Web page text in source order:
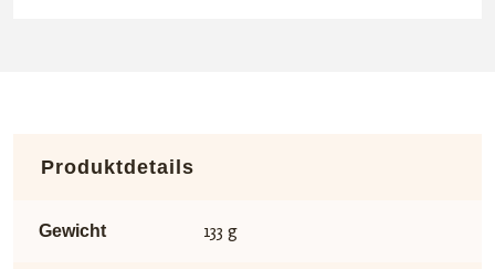
Produktdetails
Gewicht 133 g